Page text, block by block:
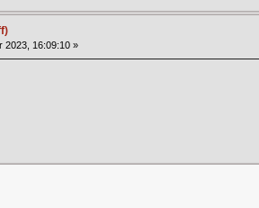
2023, 16:09:10 »